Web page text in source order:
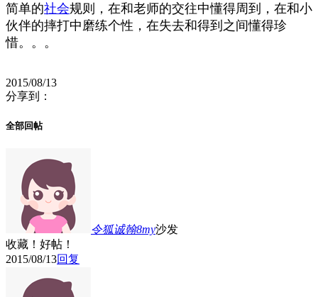
简单的社会规则，在和老师的交往中懂得周到，在和小
伙伴的摔打中磨练个性，在失去和得到之间懂得珍
惜。。。
2015/08/13
分享到：
全部回帖
令狐诚翰8my沙发
收藏！好帖！
2015/08/13回复